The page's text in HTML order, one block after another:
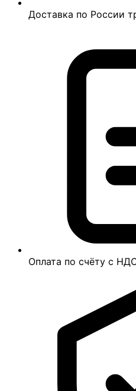
Доставка по России
Оплата по счёту с